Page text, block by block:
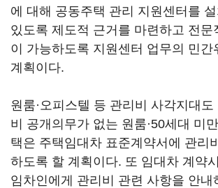
에 대해 공동주택 관리 지원센터를
있도록 제도적 근거를 마련하고 전문
이 가능하도록 지원센터 업무의 민간
계획이다.
원룸·오피스텔 등 관리비 사각지대도
비 공개의무가 없는 원룸·50세대 미
택은 주택임대차 표준계약서에 관리
하도록 할 계획이다. 또 임대차 계약
임차인에게 관리비 관련 사항을 안내